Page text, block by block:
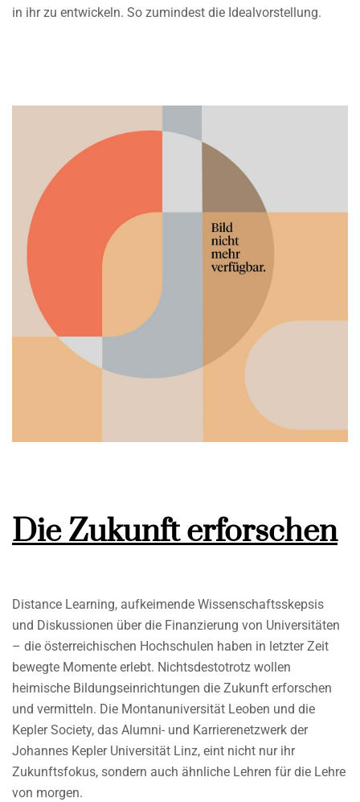
in ihr zu entwickeln. So zumindest die Idealvorstellung.
Die Zukunft erforschen
Distance Learning, aufkeimende Wissenschaftsskepsis
und Diskussionen über die Finanzierung von Universitäten
– die österreichischen Hochschulen haben in letzter Zeit
bewegte Momente erlebt. Nichtsdestotrotz wollen
heimische Bildungseinrichtungen die Zukunft erforschen
und vermitteln. Die Montanuniversität Leoben und die
Kepler Society, das Alumni- und Karrierenetzwerk der
Johannes Kepler Universität Linz, eint nicht nur ihr
Zukunftsfokus, sondern auch ähnliche Lehren für die Lehre
von morgen.